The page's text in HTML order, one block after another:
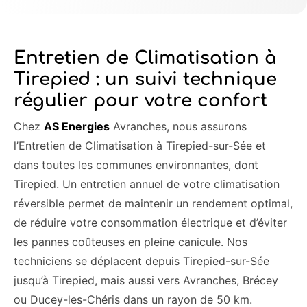
Entretien de Climatisation à
Tirepied : un suivi technique
régulier pour votre confort
Chez AS Energies Avranches, nous assurons
l’Entretien de Climatisation à Tirepied-sur-Sée et
dans toutes les communes environnantes, dont
Tirepied. Un entretien annuel de votre climatisation
réversible permet de maintenir un rendement optimal,
de réduire votre consommation électrique et d’éviter
les pannes coûteuses en pleine canicule. Nos
techniciens se déplacent depuis Tirepied-sur-Sée
jusqu’à Tirepied, mais aussi vers Avranches, Brécey
ou Ducey-les-Chéris dans un rayon de 50 km.